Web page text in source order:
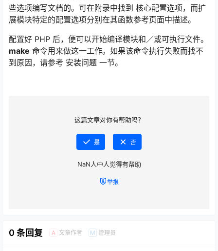
些选项编写文档的。可在附录中找到 核心配置选项，而扩
展模块特定的配置选项分别在其函数参考页面中描述。
配置好 PHP 后，便可以开始编译模块和／或可执行文件。
make 命令用来做这一工作。如果该命令执行失败而找不
到原因，请参考 安装问题 一节。
这篇文章对你有帮助吗？
是 否
NaN人中人觉得有帮助
举报
0 条回复 A 文章作者 M 管理员